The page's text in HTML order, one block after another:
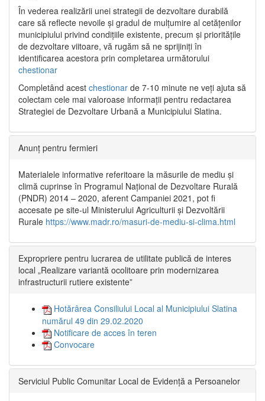
În vederea realizării unei strategii de dezvoltare durabilă
care să reflecte nevoile și gradul de mulțumire al cetățenilor
municipiului privind condițiile existente, precum și prioritățile
de dezvoltare viitoare, vă rugăm să ne sprijiniți în
identificarea acestora prin completarea următorului
chestionar
Completând acest chestionar de 7-10 minute ne veți ajuta să
colectam cele mai valoroase informații pentru redactarea
Strategiei de Dezvoltare Urbană a Municipiului Slatina.
Anunț pentru fermieri
Materialele informative referitoare la măsurile de mediu și
climă cuprinse în Programul Național de Dezvoltare Rurală
(PNDR) 2014 – 2020, aferent Campaniei 2021, pot fi
accesate pe site-ul Ministerului Agriculturii și Dezvoltării
Rurale https://www.madr.ro/masuri-de-mediu-si-clima.html
Expropriere pentru lucrarea de utilitate publică de interes
local „Realizare variantă ocolitoare prin modernizarea
infrastructurii rutiere existente”
Hotărârea Consiliului Local al Municipiului Slatina
numărul 49 din 29.02.2020
Notificare de acces în teren
Convocare
Serviciul Public Comunitar Local de Evidență a Persoanelor